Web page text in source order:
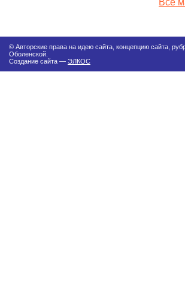
Все
© Авторские права на идею сайта, концепцию сайта,
Оболенской.
Создание сайта — ЭЛКОС